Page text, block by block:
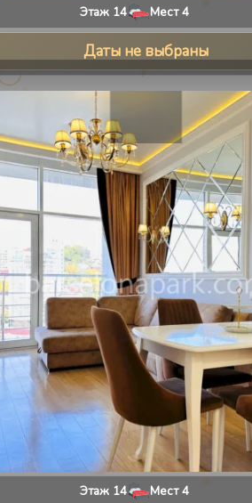
Этаж 14 Мест4
Даты не выбраны
Этаж 14 Мест4